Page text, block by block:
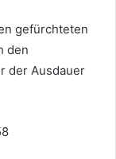
gefürchteten
den
der Ausdauer